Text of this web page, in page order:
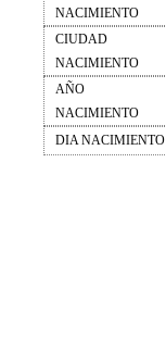
NACIMIENTO
CIUDAD
NACIMIENTO
AÑO
NACIMIENTO
DIA NACIMIENTO